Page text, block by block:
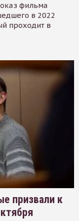
фильма
в 2022
проходит в
призвали к